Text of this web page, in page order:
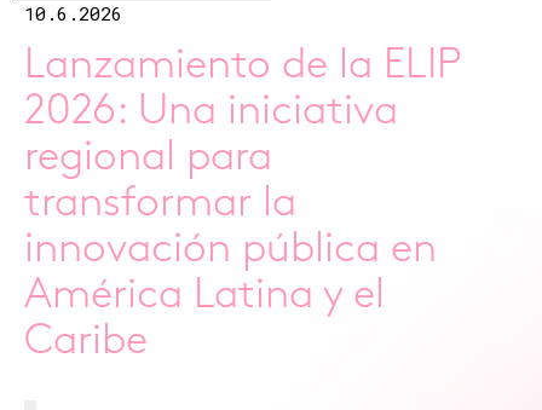
10.6.2026
Lanzamiento de la ELIP
2026: Una iniciativa
regional para
transformar la
innovación pública en
América Latina y el
Caribe